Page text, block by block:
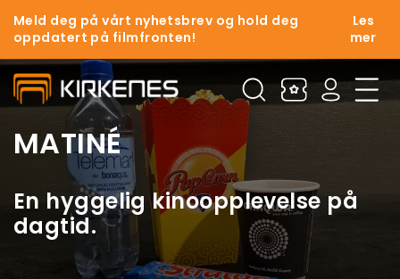
Meld deg på vårt nyhetsbrev og hold deg
oppdatert på filmfronten!
Les
mer
MATINÉ
En hyggelig kinoopplevelse på
dagtid.